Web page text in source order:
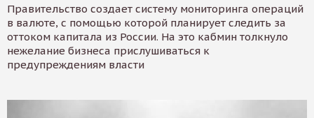
Правительство создает систему мониторинга операций
в валюте, с помощью которой планирует следить за
оттоком капитала из России. На это кабмин толкнуло
нежелание бизнеса прислушиваться к
предупреждениям власти